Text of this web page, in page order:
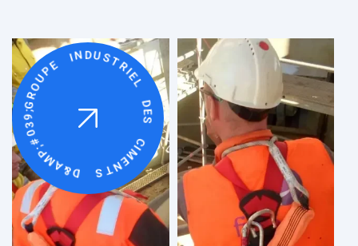
GROUPE INDUSTRIEL DES CIMENTS D&AMP;#039;ALGERIE